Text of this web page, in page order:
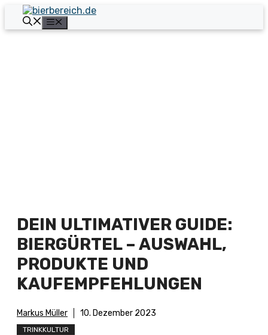
Zum
Inhalt
springen
DEIN ULTIMATIVER GUIDE:
BIERGÜRTEL – AUSWAHL,
PRODUKTE UND
KAUFEMPFEHLUNGEN
Markus Müller 10. Dezember 2023
TRINKKULTUR